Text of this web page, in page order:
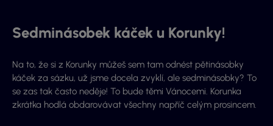
Sedminásobek káček u Korunky!
Na to, že si z Korunky můžeš sem tam odnést pětinásobky
káček za sázku, už jsme docela zvyklí, ale sedminásobky? To
se zas tak často neděje! To bude těmi Vánocemi. Korunka
zkrátka hodlá obdarovávat všechny napříč celým prosincem.